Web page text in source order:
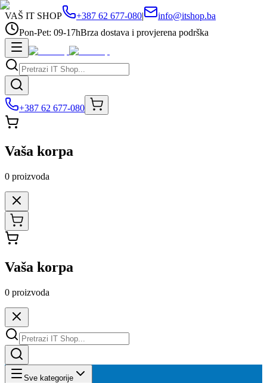
VAŠ IT SHOP +387 62 677-080|
info@itshop.ba
Pon-Pet: 09-17hBrza dostava i provjerena podrška
+387 62 677-080
Vaša korpa
0 proizvoda
Vaša korpa
0 proizvoda
Sve kategorije